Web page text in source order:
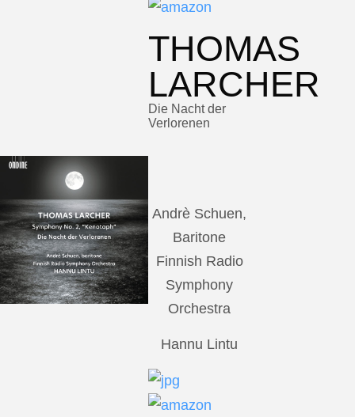
THOMAS
LARCHER
Die Nacht der
Verlorenen
Andrè Schuen,
Baritone
Finnish Radio
Symphony
Orchestra
Hannu Lintu